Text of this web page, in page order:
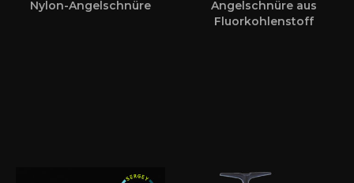
Nylon-Angelschnüre
Angelschnüre aus
Fluorkohlenstoff